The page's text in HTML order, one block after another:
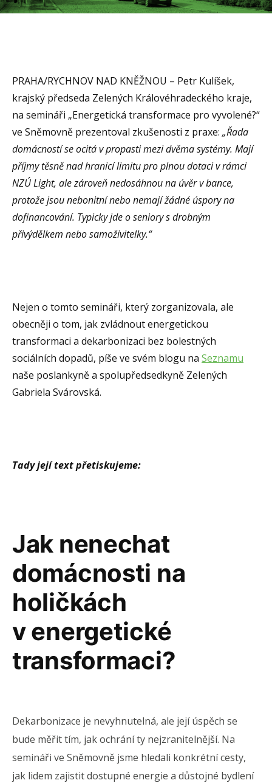
PRAHA/RYCHNOV NAD KNĚŽNOU – Petr Kulíšek,
krajský předseda Zelených Královéhradeckého kraje,
na semináři „Energetická transformace pro vyvolené?“
ve Sněmovně prezentoval zkušenosti z praxe: „Řada
domácností se ocitá v propasti mezi dvěma systémy. Mají
příjmy těsně nad hranicí limitu pro plnou dotaci v rámci
NZÚ Light, ale zároveň nedosáhnou na úvěr v bance,
protože jsou nebonitní nebo nemají žádné úspory na
dofinancování. Typicky jde o seniory s drobným
přivýdělkem nebo samoživitelky.“
Nejen o tomto semináři, který zorganizovala, ale
obecněji o tom, jak zvládnout energetickou
transformaci a dekarbonizaci bez bolestných
sociálních dopadů, píše ve svém blogu na Seznamu
naše poslankyně a spolupředsedkyně Zelených
Gabriela Svárovská.
Tady její text přetiskujeme:
Jak nenechat
domácnosti na
holičkách
v energetické
transformaci?
Dekarbonizace je nevyhnutelná, ale její úspěch se
bude měřit tím, jak ochrání ty nejzranitelnější. Na
semináři ve Sněmovně jsme hledali konkrétní cesty,
jak lidem zajistit dostupné energie a důstojné bydlení